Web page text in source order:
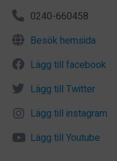
0240-660458
Besök hemsida
Lägg till facebook
Lägg till Twitter
Lägg till instagram
Lägg till Youtube